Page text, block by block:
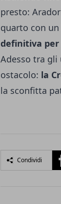
presto:
quarto con un
definitiva per
Adesso tra
ostacolo: la
la sconfitta
Condividi